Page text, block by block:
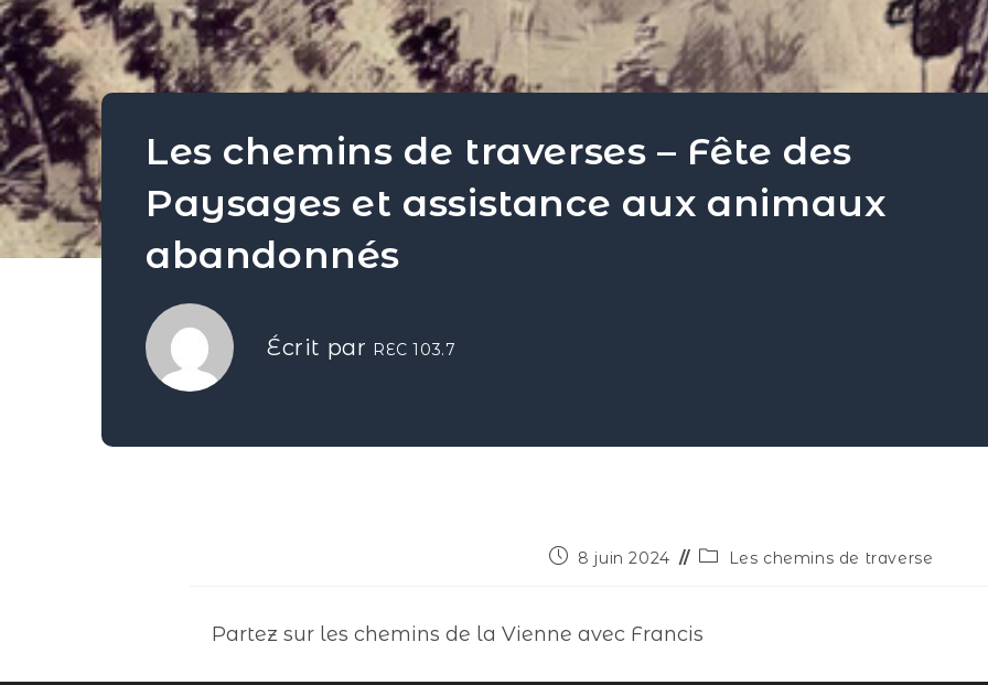
Les chemins de traverses – Fête des
Paysages et assistance aux animaux
abandonnés
Écrit par REC 103.7
8 juin 2024 Les chemins de traverse
Partez sur les chemins de la Vienne avec Francis